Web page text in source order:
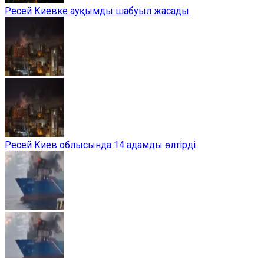
Ресей Киевке ауқымды шабуыл жасады
Ресей Киев облысында 14 адамды өлтірді